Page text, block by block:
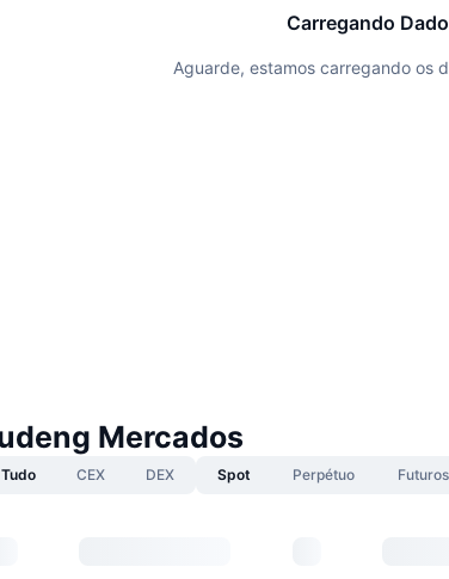
Carregando
Aguarde, estamos carregando os
Mercados
Tudo CEX DEX Spot Perpétuo Futuros